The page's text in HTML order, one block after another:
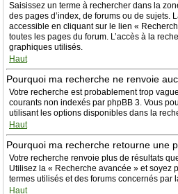
Saisissez un terme à rechercher dans la
des pages d’index, de forums ou de sujets.
accessible en cliquant sur le lien «
toutes les pages du forum. L’accès à la
graphiques utilisés.
Haut
Pourquoi ma recherche ne renvoie
Votre recherche est probablement trop
courants non indexés par phpBB 3. Vous
utilisant les options disponibles dans la
Haut
Pourquoi ma recherche retourne une
Votre recherche renvoie plus de résultats
Utilisez la « Recherche avancée » et soyez
termes utilisés et des forums concernés par
Haut